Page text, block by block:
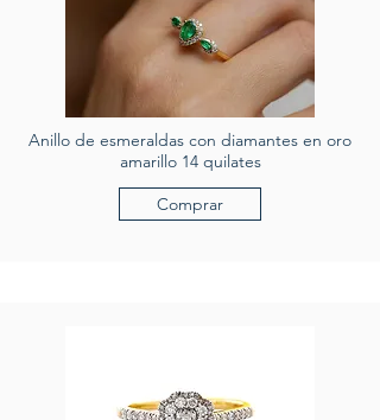
Anillo de esmeraldas con diamantes en oro
amarillo 14 quilates
Comprar